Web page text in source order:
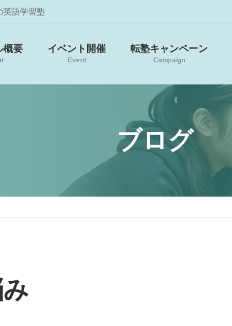
英語学習塾
概要 イベント開催
Event
転塾キャンペーン
Campaign
ブログ